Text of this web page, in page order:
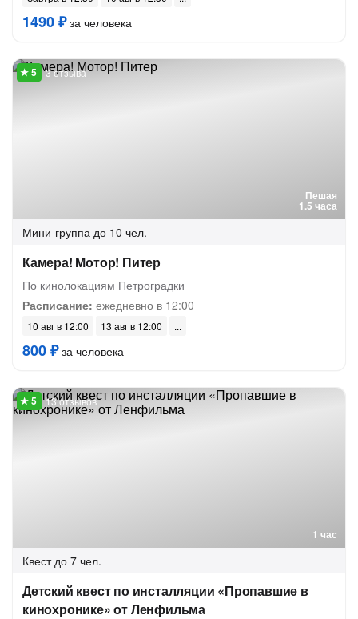
1490 ₽за человека
Пешая
1.5 часа
3 отзыва
Мини-группа до 10 чел.
Камера! Мотор! Питер
По кинолокациям Петроградки
Расписание: ежедневно в 12:00
10 авг в 12:00 13 авг в 12:00
800 ₽за человека
1 час
13 отзывов
Квест до 7 чел.
Детский квест по инсталляции «Пропавшие в
кинохронике» от Ленфильма